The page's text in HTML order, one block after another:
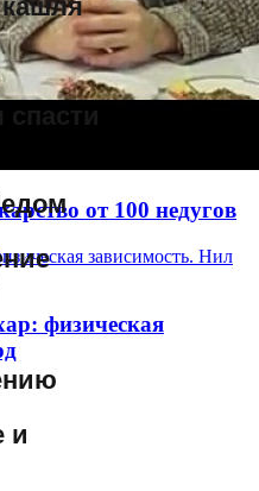
и
от 100 недугов
физическая